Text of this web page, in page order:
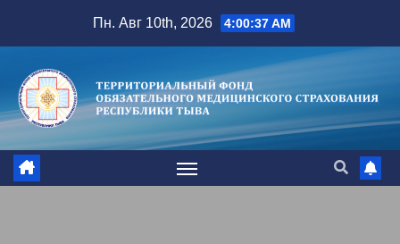
содержимому
Пн. Авг 10th, 2026 4:00:38 AM